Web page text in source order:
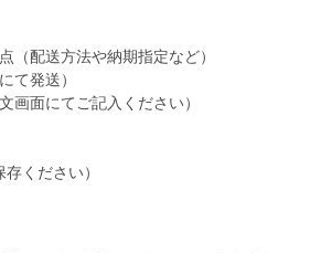
（配送方法や納期指定など）
て発送）
画面にてご記入ください）
ください）